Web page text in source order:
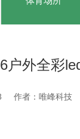
户外全彩
作者：唯峰科技